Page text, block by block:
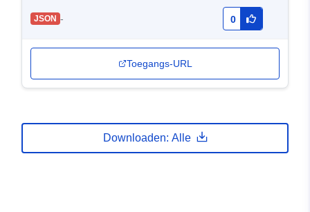
JSON - 0
Toegangs-URL
Downloaden: Alle